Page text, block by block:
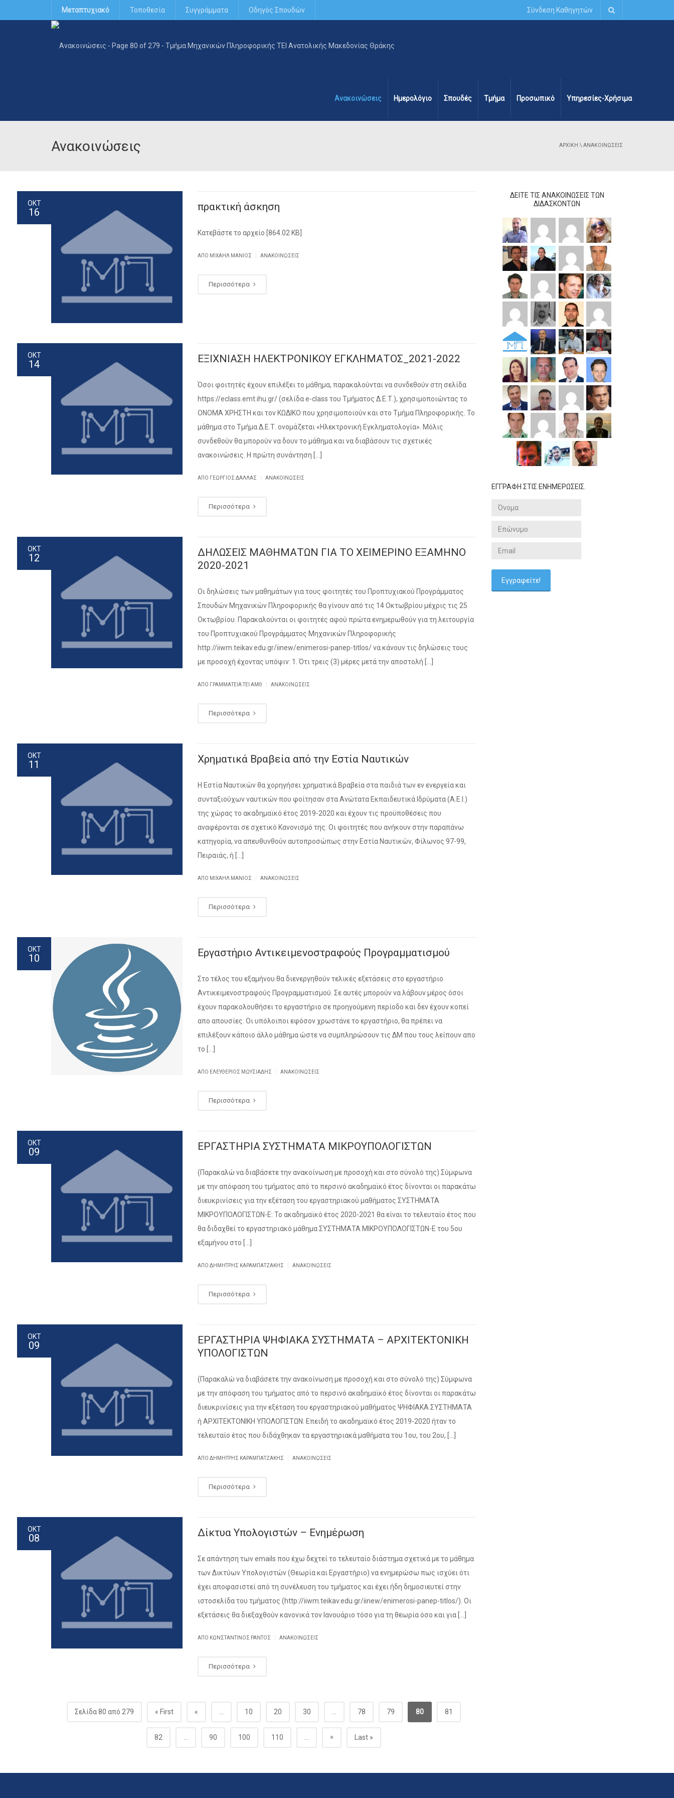
Μεταπτυχιακό Τοποθεσία Συγγράμματα Οδηγός Σπουδών Σύνδεση Καθηγητών
Ανακοινώσεις Ημερολόγιο Σπουδές Τμήμα Προσωπικό Υπηρεσίες-Χρήσιμα
Ανακοινώσεις ΑΡΧΙΚΉ \ ΑΝΑΚΟΙΝΏΣΕΙΣ
ΟΚΤ
16 πρακτική άσκηση
Κατεβάστε το αρχείο [864.02 KB]
ΑΠΌ ΜΙΧΑΉΛ ΜΑΝΙΌΣ ΑΝΑΚΟΙΝΏΣΕΙΣ
Περισσότερα
ΟΚΤ
14 ΕΞΙΧΝΙΑΣΗ ΗΛΕΚΤΡΟΝΙΚΟΥ ΕΓΚΛΗΜΑΤΟΣ_2021-2022
Όσοι φοιτητές έχουν επιλέξει το μάθημα, παρακαλούνται να συνδεθούν στη σελίδα
https://eclass.emt.ihu.gr/ (σελίδα e-class του Τμήματος Δ.Ε.Τ.), χρησιμοποιώντας το
ΟΝΟΜΑ ΧΡΗΣΤΗ και τον ΚΩΔΙΚΟ που χρησιμοποιούν και στο Τμήμα Πληροφορικής. Το
μάθημα στο Τμήμα Δ.Ε.Τ. ονομάζεται «Ηλεκτρονική Εγκληματολογία». Μόλις
συνδεθούν θα μπορούν να δουν το μάθημα και να διαβάσουν τις σχετικές
ανακοινώσεις. Η πρώτη συνάντηση […]
ΑΠΌ ΓΕΩΡΓΙΟΣ ΔΑΛΛΑΣ ΑΝΑΚΟΙΝΏΣΕΙΣ
Περισσότερα
ΟΚΤ
12
ΔΗΛΩΣΕΙΣ ΜΑΘΗΜΑΤΩΝ ΓΙΑ ΤΟ ΧΕΙΜΕΡΙΝΟ ΕΞΑΜΗΝΟ
2020-2021
Οι δηλώσεις των μαθημάτων για τους φοιτητές του Προπτυχιακού Προγράμματος
Σπουδών Μηχανικών Πληροφορικής θα γίνουν από τις 14 Οκτωβρίου μέχρις τις 25
Οκτωβρίου. Παρακαλούνται οι φοιτητές αφού πρώτα ενημερωθούν για τη λειτουργία
του Προπτυχιακού Προγράμματος Μηχανικών Πληροφορικής
http://iiwm.teikav.edu.gr/iinew/enimerosi-panep-titlos/ να κάνουν τις δηλώσεις τους
με προσοχή έχοντας υπόψιν: 1. Ότι τρεις (3) μέρες μετά την αποστολή […]
ΑΠΌ ΓΡΑΜΜΑΤΕΊΑ ΤΕΙ ΑΜΘ ΑΝΑΚΟΙΝΏΣΕΙΣ
Περισσότερα
ΟΚΤ
11 Χρηματικά Βραβεία από την Εστία Ναυτικών
Η Εστία Ναυτικών θα χορηγήσει χρηματικά Βραβεία στα παιδιά των εν ενεργεία και
συνταξιούχων ναυτικών που φοίτησαν στα Ανώτατα Εκπαιδευτικά Ιδρύματα (Α.Ε.Ι.)
της χώρας το ακαδημαϊκό έτος 2019-2020 και έχουν τις προϋποθέσεις που
αναφέρονται σε σχετικό Κανονισμό της. Οι φοιτητές που ανήκουν στην παραπάνω
κατηγορία, να απευθυνθούν αυτοπροσώπως στην Εστία Ναυτικών, Φίλωνος 97-99,
Πειραιάς, ή […]
ΑΠΌ ΜΙΧΑΉΛ ΜΑΝΙΌΣ ΑΝΑΚΟΙΝΏΣΕΙΣ
Περισσότερα
ΟΚΤ
10 Εργαστήριο Αντικειμενοστραφούς Προγραμματισμού
Στο τέλος του εξαμήνου θα διενεργηθούν τελικές εξετάσεις στο εργαστήριο
Αντικειμενοστραφούς Προγραμματισμού. Σε αυτές μπορούν να λάβουν μέρος όσοι
έχουν παρακολουθήσει το εργαστήριο σε προηγούμενη περίοδο και δεν έχουν κοπεί
απο απουσίες. Οι υπόλοιποι εφόσον χρωστάνε το εργαστήριο, θα πρέπει να
επιλέξουν κάποιο άλλο μάθημα ώστε να συμπληρώσουν τις ΔΜ που τους λείπουν απο
το […]
ΑΠΌ ΕΛΕΥΘΈΡΙΟΣ ΜΩΥΣΙΆΔΗΣ ΑΝΑΚΟΙΝΏΣΕΙΣ
Περισσότερα
ΟΚΤ
09 ΕΡΓΑΣΤΗΡΙΑ ΣΥΣΤΗΜΑΤΑ ΜΙΚΡΟΥΠΟΛΟΓΙΣΤΩΝ
(Παρακαλώ να διαβάσετε την ανακοίνωση με προσοχή και στο σύνολό της) Σύμφωνα
με την απόφαση του τμήματος από το περσινό ακαδημαϊκό έτος δίνονται οι παρακάτω
διευκρινίσεις για την εξέταση του εργαστηριακού μαθήματος ΣΥΣΤΗΜΑΤΑ
ΜΙΚΡΟΥΠΟΛΟΓΙΣΤΩΝ-Ε: Το ακαδημαϊκό έτος 2020-2021 θα είναι το τελευταίο έτος που
θα διδαχθεί το εργαστηριακό μάθημα ΣΥΣΤΗΜΑΤΑ ΜΙΚΡΟΥΠΟΛΟΓΙΣΤΩΝ-Ε του 5ου
εξαμήνου στο […]
ΑΠΌ ΔΗΜΉΤΡΗΣ ΚΑΡΑΜΠΑΤΖΆΚΗΣ ΑΝΑΚΟΙΝΏΣΕΙΣ
Περισσότερα
ΟΚΤ
09
ΕΡΓΑΣΤΗΡΙΑ ΨΗΦΙΑΚΑ ΣΥΣΤΗΜΑΤΑ – ΑΡΧΙΤΕΚΤΟΝΙΚΗ
ΥΠΟΛΟΓΙΣΤΩΝ
(Παρακαλώ να διαβάσετε την ανακοίνωση με προσοχή και στο σύνολό της) Σύμφωνα
με την απόφαση του τμήματος από το περσινό ακαδημαϊκό έτος δίνονται οι παρακάτω
διευκρινίσεις για την εξέταση του εργαστηριακού μαθήματος ΨΗΦΙΑΚΑ ΣΥΣΤΗΜΑΤΑ
ή ΑΡΧΙΤΕΚΤΟΝΙΚΗ ΥΠΟΛΟΓΙΣΤΩΝ: Επειδή το ακαδημαϊκό έτος 2019-2020 ήταν το
τελευταίο έτος που διδάχθηκαν τα εργαστηριακά μαθήματα του 1ου, του 2ου, […]
ΑΠΌ ΔΗΜΉΤΡΗΣ ΚΑΡΑΜΠΑΤΖΆΚΗΣ ΑΝΑΚΟΙΝΏΣΕΙΣ
Περισσότερα
ΟΚΤ
08 Δίκτυα Υπολογιστών – Ενημέρωση
Σε απάντηση των emails που έχω δεχτεί το τελευταίο διάστημα σχετικά με το μάθημα
των Δικτύων Υπολογιστών (Θεωρία και Εργαστήριο) να ενημερώσω πως ισχύει ότι
έχει αποφασιστεί από τη συνέλευση του τμήματος και έχει ήδη δημοσιευτεί στην
ιστοσελίδα του τμήματος (http://iiwm.teikav.edu.gr/iinew/enimerosi-panep-titlos/). Οι
εξετάσεις θα διεξαχθούν κανονικά τον Ιανουάριο τόσο για τη θεωρία όσο και για […]
ΑΠΌ ΚΩΝΣΤΑΝΤΊΝΟΣ ΡΆΝΤΟΣ ΑΝΑΚΟΙΝΏΣΕΙΣ
Περισσότερα
Σελίδα 80 από 279 « First « 10 20 30 78 79 80 81
82 90 100 110 » Last »
ΔΕΊΤΕ ΤΙΣ ΑΝΑΚΟΙΝΏΣΕΙΣ ΤΩΝ
ΔΙΔΆΣΚΟΝΤΩΝ
ΕΓΓΡΑΦΗ ΣΤΙΣ ΕΝΗΜΕΡΩΣΕΙΣ.